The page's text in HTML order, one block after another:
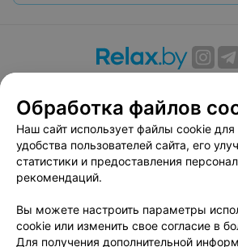
Вакансии
Публичный договор
Публичный договор по
«Афиша»
Пользовательское
Связаться по вопросам
Написать руководителю
Обработка файлов
Наш сайт использует файлы cookie для
удобства пользователей сайта, его
статистики и предоставления
рекомендаций.
Вы можете настроить параметры
cookie или изменить свое согласие в
Для получения дополнительной